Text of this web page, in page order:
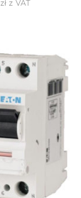
zł z VAT